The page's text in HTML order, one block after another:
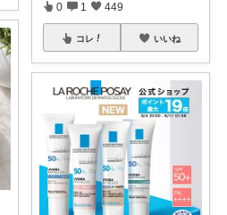
0 1 449
コレ いいね